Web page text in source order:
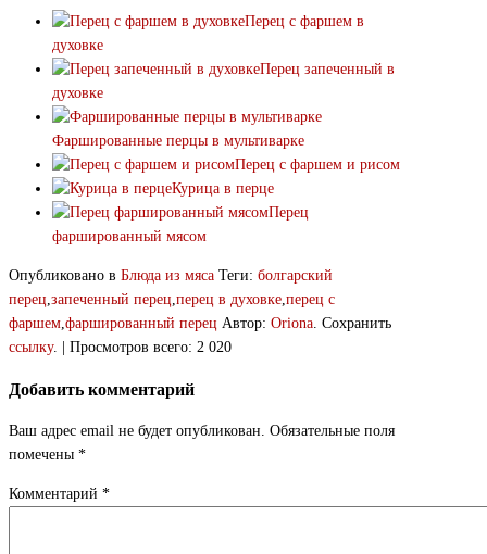
Перец с фаршем в
духовке
Перец запеченный в
духовке
Фаршированные перцы в мультиварке
Перец с фаршем и рисом
Курица в перце
Перец
фаршированный мясом
Опубликовано в Блюда из мяса Теги: болгарский
перец,запеченный перец,перец в духовке,перец с
фаршем,фаршированный перец Автор: Oriona. Сохранить
ссылку. | Просмотров всего: 2 020
Добавить комментарий
Ваш адрес email не будет опубликован. Обязательные поля
помечены *
Комментарий *